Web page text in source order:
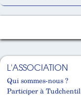
L'ASSOCIATION
Qui sommes-nous ?
Participer à Tudchentil